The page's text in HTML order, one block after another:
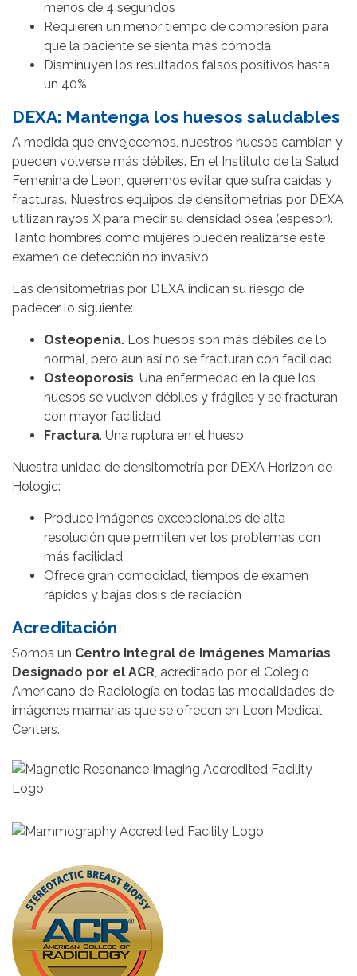
menos de 4 segundos
Requieren un menor tiempo de compresión para
que la paciente se sienta más cómoda
Disminuyen los resultados falsos positivos hasta
un 40%
DEXA: Mantenga los huesos saludables
A medida que envejecemos, nuestros huesos cambian y
pueden volverse más débiles. En el Instituto de la Salud
Femenina de Leon, queremos evitar que sufra caídas y
fracturas. Nuestros equipos de densitometrías por DEXA
utilizan rayos X para medir su densidad ósea (espesor).
Tanto hombres como mujeres pueden realizarse este
examen de detección no invasivo.
Las densitometrías por DEXA indican su riesgo de
padecer lo siguiente:
Osteopenia. Los huesos son más débiles de lo
normal, pero aun así no se fracturan con facilidad
Osteoporosis. Una enfermedad en la que los
huesos se vuelven débiles y frágiles y se fracturan
con mayor facilidad
Fractura. Una ruptura en el hueso
Nuestra unidad de densitometría por DEXA Horizon de
Hologic:
Produce imágenes excepcionales de alta
resolución que permiten ver los problemas con
más facilidad
Ofrece gran comodidad, tiempos de examen
rápidos y bajas dosis de radiación
Acreditación
Somos un Centro Integral de Imágenes Mamarias
Designado por el ACR, acreditado por el Colegio
Americano de Radiología en todas las modalidades de
imágenes mamarias que se ofrecen en Leon Medical
Centers.